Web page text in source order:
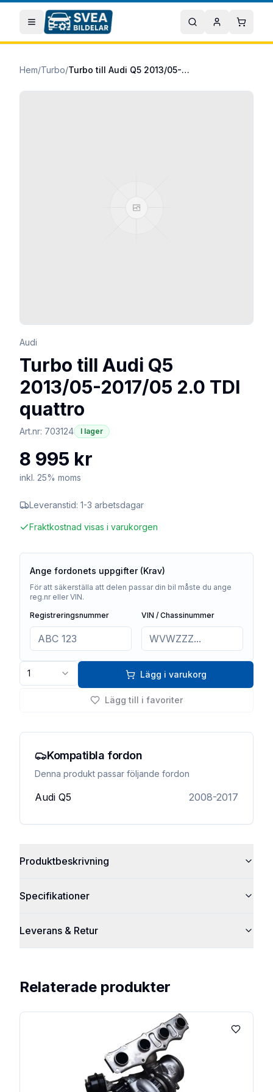
Hoppa till huvudinnehåll
Öppna meny Sök Mitt konto
Hem/Turbo/ Turbo till Audi Q5 2013/05-2017/05 2.0 TDI quattro
Audi
Turbo till Audi Q5
2013/05-2017/05 2.0 TDI
quattro
Art.nr: 703124 I lager
8 995 kr
inkl. 25% moms
Leveranstid: 1-3 arbetsdagar
Fraktkostnad visas i varukorgen
Ange fordonets uppgifter (Krav)
För att säkerställa att delen passar din bil måste du ange
reg.nr eller VIN.
Registreringsnummer
VIN / Chassinummer
1 Lägg i varukorg
Lägg till i favoriter
Kompatibla fordon
Denna produkt passar följande fordon
Audi Q5 2008-2017
Produktbeskrivning
Specifikationer
Leverans & Retur
Relaterade produkter
Lägg till